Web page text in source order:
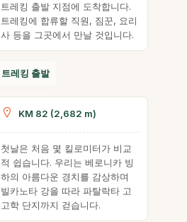
트레킹 출발 지점에 도착합니다.
트레킹에 합류할 직원, 짐꾼, 요리
사 등을 그곳에서 만날 것입니다.
트레킹 출발
KM 82 (2,682 m)
첫날은 처음 몇 킬로미터가 비교
적 쉽습니다. 우리는 베로니카 빙
하의 아름다운 경치를 감상하며
빌카노타 강을 따라 파탈락타 고
고학 단지까지 걷습니다.